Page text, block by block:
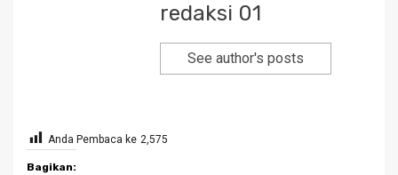
redaksi 01
See author's posts
Anda Pembaca ke 2,575
Bagikan: